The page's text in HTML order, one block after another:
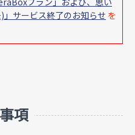
サービス終了のお知らせ を
項